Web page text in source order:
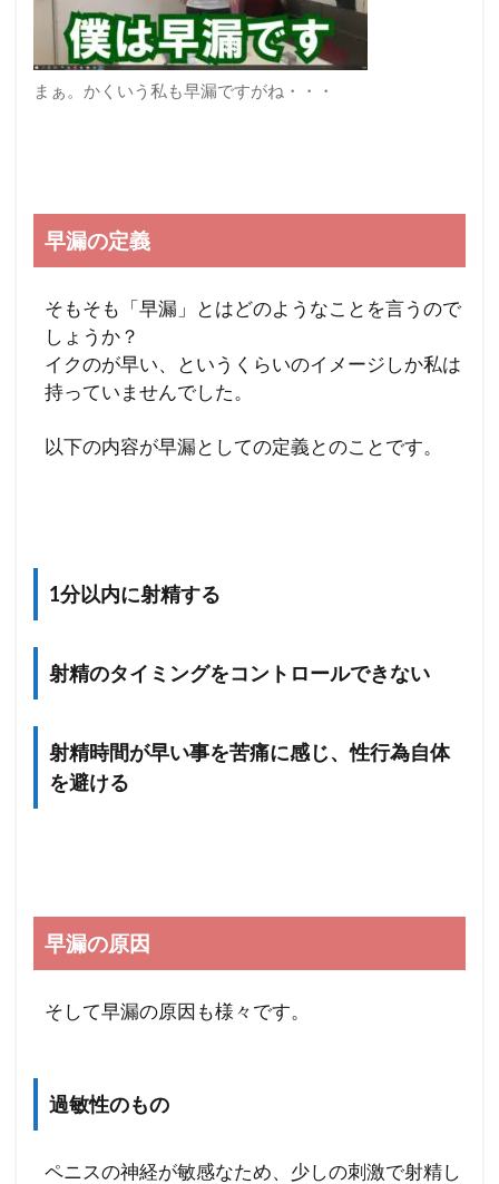
まぁ。かくいう私も早漏ですがね・・・
早漏の定義
そもそも「早漏」とはどのようなことを言うので
しょうか？
イクのが早い、というくらいのイメージしか私は
持っていませんでした。
以下の内容が早漏としての定義とのことです。
1分以内に射精する
射精のタイミングをコントロールできない
射精時間が早い事を苦痛に感じ、性行為自体
を避ける
早漏の原因
そして早漏の原因も様々です。
過敏性のもの
ペニスの神経が敏感なため、少しの刺激で射精し